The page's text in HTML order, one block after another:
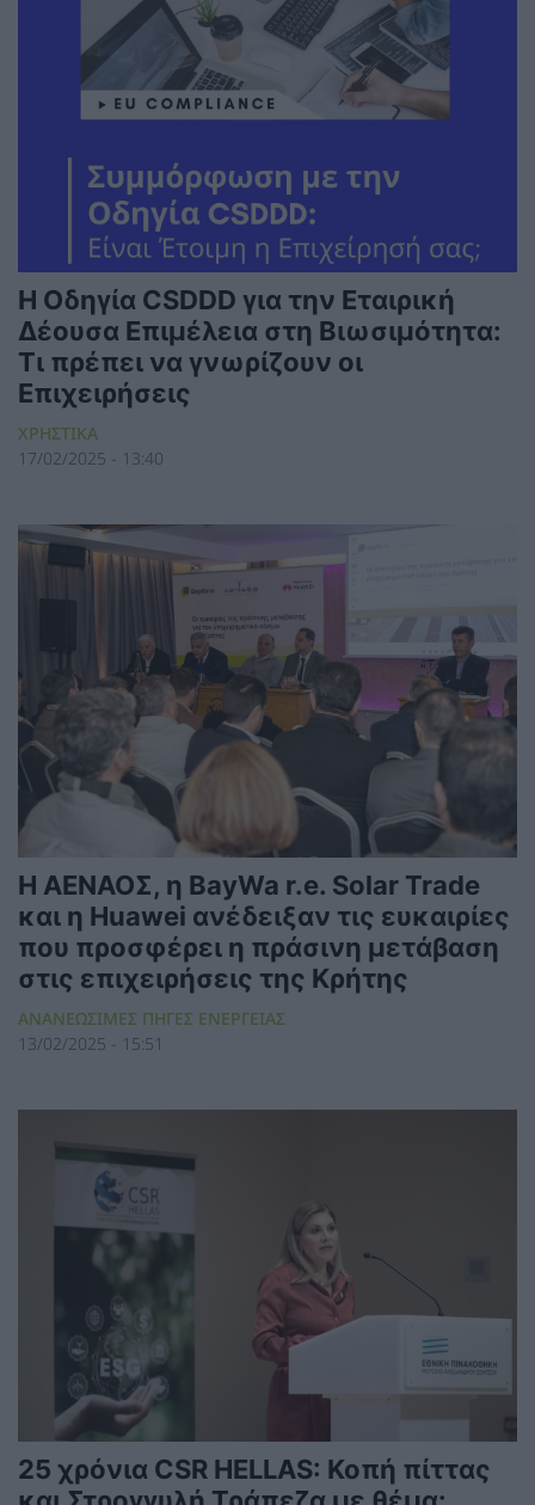
Η Οδηγία CSDDD για την Εταιρική
Δέουσα Επιμέλεια στη Βιωσιμότητα:
Τι πρέπει να γνωρίζουν οι
Επιχειρήσεις
ΧΡΗΣΤΙΚΑ
17/02/2025 - 13:40
Η ΑΕΝΑΟΣ, η BayWa r.e. Solar Trade
και η Huawei ανέδειξαν τις ευκαιρίες
που προσφέρει η πράσινη μετάβαση
στις επιχειρήσεις της Κρήτης
ΑΝΑΝΕΩΣΙΜΕΣ ΠΗΓΕΣ ΕΝΕΡΓΕΙΑΣ
13/02/2025 - 15:51
25 χρόνια CSR HELLAS: Κοπή πίττας